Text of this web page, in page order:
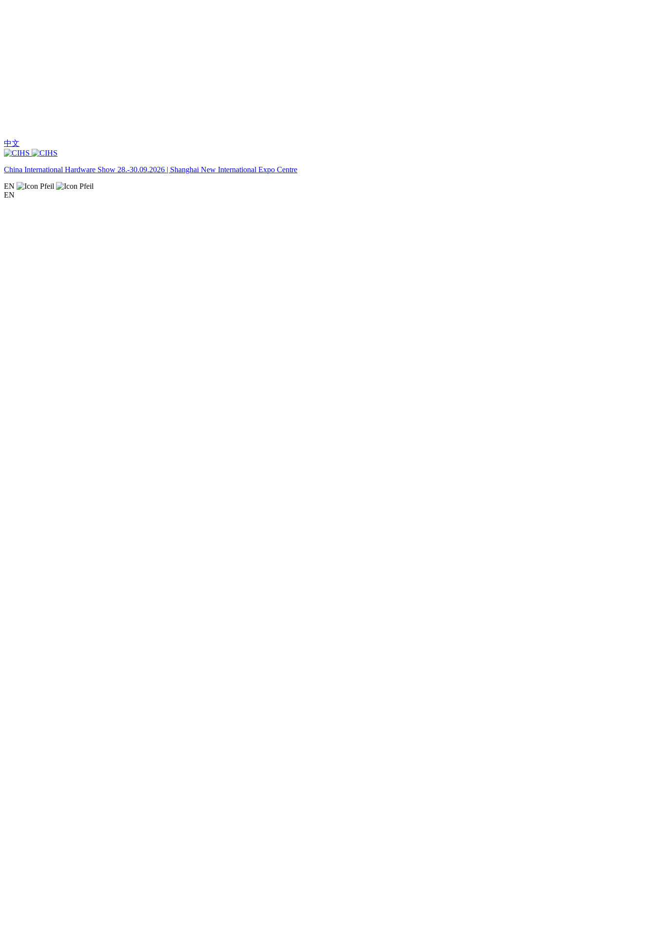
中文
China International Hardware Show 28.-30.09.2026 | Shanghai New International Expo Centre
EN
EN